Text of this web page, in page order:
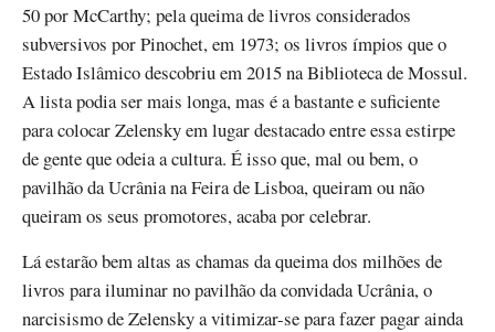
50 por McCarthy; pela queima de livros considerados
subversivos por Pinochet, em 1973; os livros ímpios que o
Estado Islâmico descobriu em 2015 na Biblioteca de Mossul.
A lista podia ser mais longa, mas é a bastante e suficiente
para colocar Zelensky em lugar destacado entre essa estirpe
de gente que odeia a cultura. É isso que, mal ou bem, o
pavilhão da Ucrânia na Feira de Lisboa, queiram ou não
queiram os seus promotores, acaba por celebrar.
Lá estarão bem altas as chamas da queima dos milhões de
livros para iluminar no pavilhão da convidada Ucrânia, o
narcisismo de Zelensky a vitimizar-se para fazer pagar ainda